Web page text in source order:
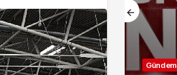
Gündem